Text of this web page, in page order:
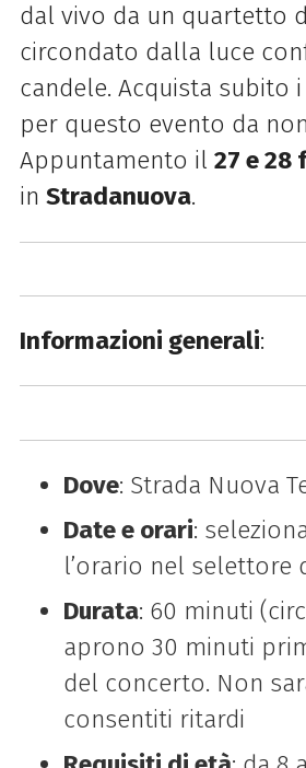
dal vivo da un quartetto
circondato dalla luce
candele. Acquista subito
per questo evento da
Appuntamento il 27 e 28
in Stradanuova.
Informazioni generali:
Dove: Strada Nuova
Date e orari:
l’orario nel selettore
Durata: 60 minuti
aprono 30 minuti
del concerto. Non
consentiti ritardi